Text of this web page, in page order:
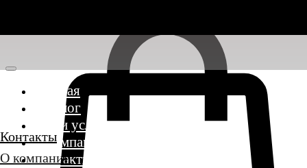
Главная
Каталог
Наши услуги
О компании
Контакты
Контакты
О компании